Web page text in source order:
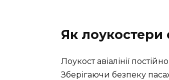
Як
Лоукост авіалінії
Зберігаючи безпеку